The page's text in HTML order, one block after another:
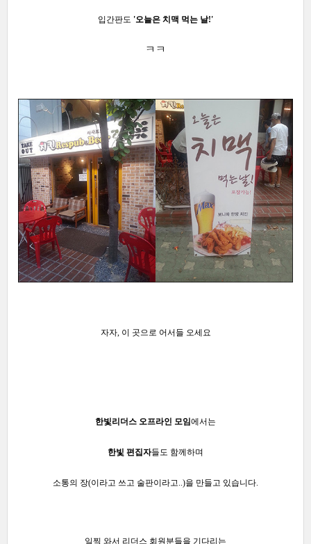
입간판도 '오늘은 치맥 먹는 날!'
ㅋㅋ
자자, 이 곳으로 어서들 오세요
한빛리더스 오프라인 모임에서는
한빛 편집자들도 함께하며
소통의 장(이라고 쓰고 술판이라고..)을 만들고 있습니다.
일찍 와서 리더스 회원분들을 기다리는